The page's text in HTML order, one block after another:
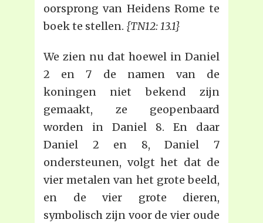
oorsprong van Heidens Rome te
boek te stellen. {TN12: 13.1}
We zien nu dat hoewel in Daniel
2 en 7 de namen van de
koningen niet bekend zijn
gemaakt, ze geopenbaard
worden in Daniel 8. En daar
Daniel 2 en 8, Daniel 7
ondersteunen, volgt het dat de
vier metalen van het grote beeld,
en de vier grote dieren,
symbolisch zijn voor de vier oude